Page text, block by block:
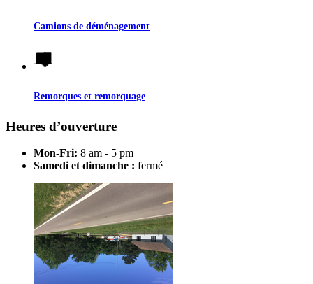
Camions de déménagement
Remorques et remorquage
Heures d’ouverture
Mon-Fri: 8 am - 5 pm
Samedi et dimanche : fermé